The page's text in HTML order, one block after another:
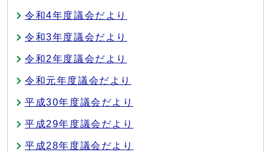
令和4年度議会だより
令和3年度議会だより
令和2年度議会だより
令和元年度議会だより
平成30年度議会だより
平成29年度議会だより
平成28年度議会だより